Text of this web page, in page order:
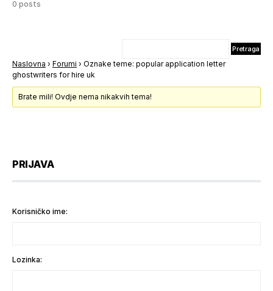
0 posts
Naslovna › Forumi › Oznake teme: popular application letter
ghostwriters for hire uk
Brate mili! Ovdje nema nikakvih tema!
PRIJAVA
Korisničko ime:
Lozinka: